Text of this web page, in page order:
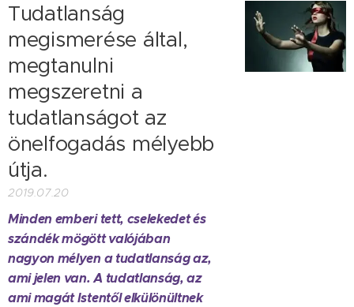
Tudatlanság
megismerése által,
megtanulni
megszeretni a
tudatlanságot az
önelfogadás mélyebb
útja.
2019.07.20
Minden emberi tett, cselekedet és
szándék mögött valójában
nagyon mélyen a tudatlanság az,
ami jelen van. A tudatlanság, az
ami magát Istentől elkülönültnek